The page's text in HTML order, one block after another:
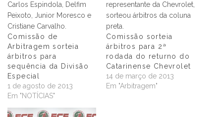
Comissão de
Arbitragem sorteia
árbitros para
sequência da Divisão
Especial
1 de agosto de 2013
Em "NOTÍCIAS"
Comissão sorteia
árbitros para 2ª
rodada do returno do
Catarinense Chevrolet
14 de março de 2013
Em "Arbitragem"